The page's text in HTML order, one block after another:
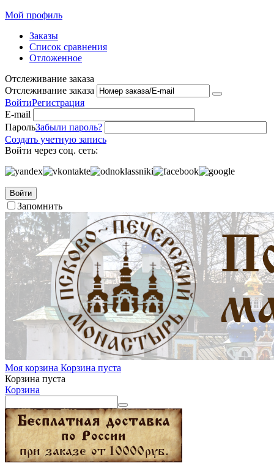
Мой профиль
Заказы
Список сравнения
Отложенное
Отслеживание заказа
Отслеживание заказа
ВойтиРегистрация
E-mail
ПарольЗабыли пароль?
Создать учетную запись
Войти через соц. сеть:
Войти
Запомнить
Моя корзина Корзина пуста
Корзина пуста
Корзина